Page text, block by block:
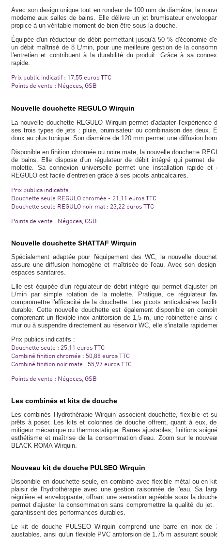
Avec son design unique tout en rondeur de 100 mm de diamètre, la
moderne aux salles de bains. Elle délivre un jet brumisateur
propice à un véritable moment de bien-être sous la douche.
Équipée d'un réducteur de débit permettant jusqu'à 50 % d'économie
un débit maîtrisé de 8 L/min, pour une meilleure gestion de la
l'entretien et contribuent à la durabilité du produit. Grâce à sa
rapide.
Prix public indicatif : 17,55 euros TTC
Points de vente : Négoces, GSB
Nouvelle douchette REGULO Wirquin
La nouvelle douchette REGULO Wirquin permet d'adapter
ses trois types de jets : pluie, brumisateur ou combinaison des deux.
doux au plus tonique. Son diamètre de 120 mm permet une diffusion
Disponible en finition chromée ou noire mate, la nouvelle douchette
de bains. Elle dispose d'un régulateur de débit intégré qui permet
molette. Sa connexion universelle permet une installation rapide
REGULO est facile d'entretien grâce à ses picots anticalcaires.
Prix publics indicatifs :
Douchette seule REGULO chromée - 21,11 euros TTC
Douchette seule REGULO noir mat : 23,22 euros TTC
Points de vente : Négoces, GSB
Nouvelle douchette SHATTAF Wirquin
Spécialement adaptée pour l'équipement des WC, la nouvelle
assure une diffusion homogène et maîtrisée de l'eau. Avec son
espaces sanitaires.
Elle est équipée d'un régulateur de débit intégré qui permet d'ajuster
L/min par simple rotation de la molette. Pratique, ce régulateur
compromettre l'efficacité de la douchette. Les picots anticalcaires
durable. Cette nouvelle douchette est également disponible en
comprenant un flexible inox antitorsion de 1,5 m, une robinetterie
mur ou à suspendre directement au réservoir WC, elle s'installe
Prix publics indicatifs :
Douchette seule : 25,11 euros TTC
Combiné finition chromée : 50,88 euros TTC
Combiné finition noir mate : 55,97 euros TTC
Points de vente : Négoces, GSB
Les combinés et kits de douche
Les combinés Hydrothérapie Wirquin associent douchette, flexible et
prêts à poser. Les kits et colonnes de douche offrent, quant à eux,
mitigeur mécanique ou thermostatique. Barres ajustables, finitions
esthétisme et maîtrise de la consommation d'eau. Zoom sur le
BLACK ROMA Wirquin.
Nouveau kit de douche PULSEO Wirquin
Disponible en douchette seule, en combiné avec flexible métal ou en
plaisir de l'hydrothérapie avec une gestion raisonnée de l'eau. Sa
régulière et enveloppante, offrant une sensation agréable sous la
permet d'ajuster la consommation sans compromettre la qualité du
garantissent des performances durables.
Le kit de douche PULSEO Wirquin comprend une barre en inox
ajustables, ainsi qu'un flexible PVC antitorsion de 1,75 m assurant